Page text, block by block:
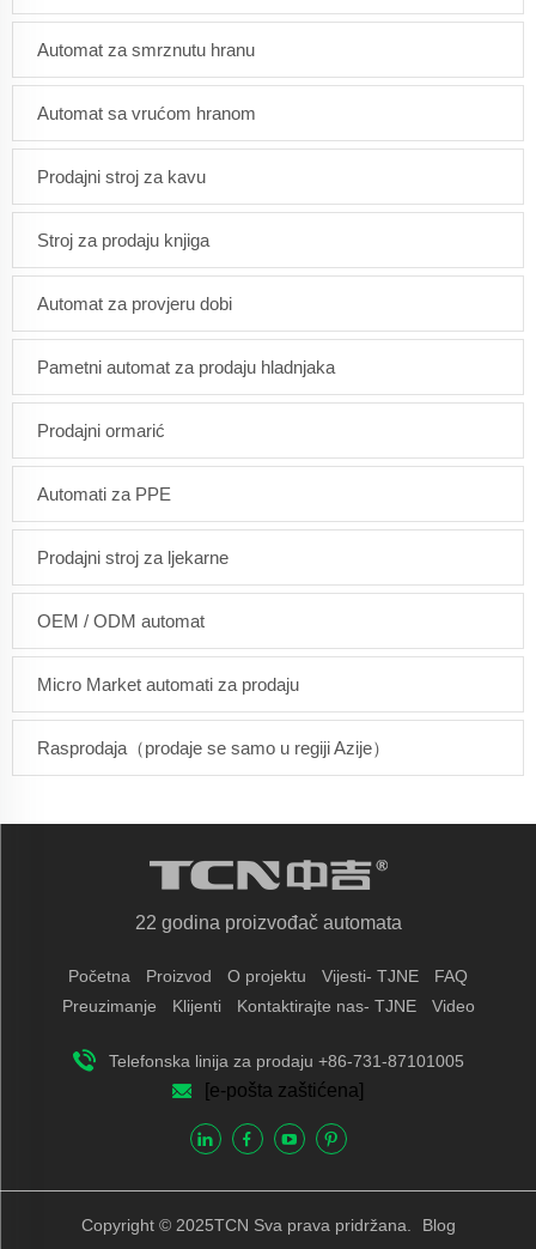
Automat za smrznutu hranu
Automat sa vrućom hranom
Prodajni stroj za kavu
Stroj za prodaju knjiga
Automat za provjeru dobi
Pametni automat za prodaju hladnjaka
Prodajni ormarić
Automati za PPE
Prodajni stroj za ljekarne
OEM / ODM automat
Micro Market automati za prodaju
Rasprodaja（prodaje se samo u regiji Azije）
22 godina proizvođač automata
Početna Proizvod O projektu Vijesti- TJNE
FAQ
Preuzimanje
Klijenti Kontaktirajte nas- TJNE Video
Telefonska linija za prodaju +86-731-87101005
[e-pošta zaštićena]
Copyright © 2025TCN Sva prava pridržana. Blog